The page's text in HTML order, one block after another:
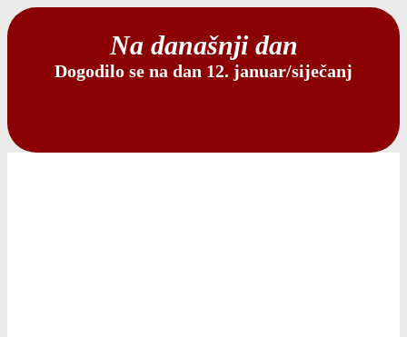
Na današnji dan
Dogodilo se na dan 12. januar/siječanj